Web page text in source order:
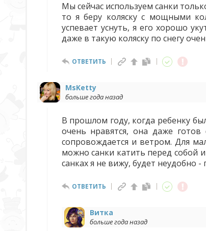
Мы сейчас используем санки
то я беру коляску с мощными
успевает уснуть, я его хорошо
даже в такую коляску по снегу
ОТВЕТИТЬ
MsKetty
больше года назад
В прошлом году, когда ребенку
очень нравятся, она даже
сопровождается и ветром. Для
можно санки катить перед собой
санках я не вижу, будет неудобно
ОТВЕТИТЬ
Витка
больше года назад